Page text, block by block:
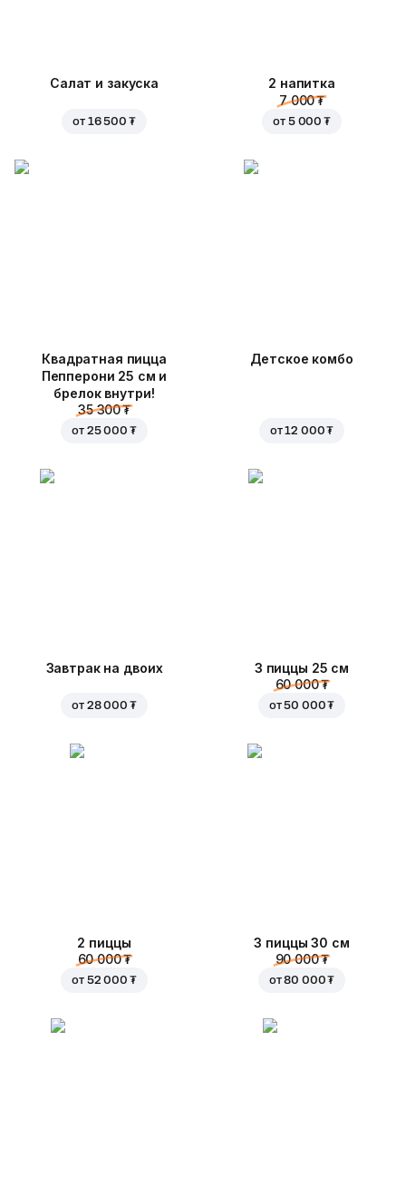
Салат и закуска
от 16 500 ₮
2 напитка
7 000 ₮
от 5 000 ₮
Квадратная пицца
Пепперони 25 см и
брелок внутри!
35 300 ₮
от 25 000 ₮
Детское комбо
от12 000 ₮
Завтрак на двоих
от 28 000 ₮
3 пиццы 25 см
60 000 ₮
от50 000 ₮
2 пиццы
60 000 ₮
от 52 000 ₮
3 пиццы 30 см
90 000 ₮
от80 000 ₮